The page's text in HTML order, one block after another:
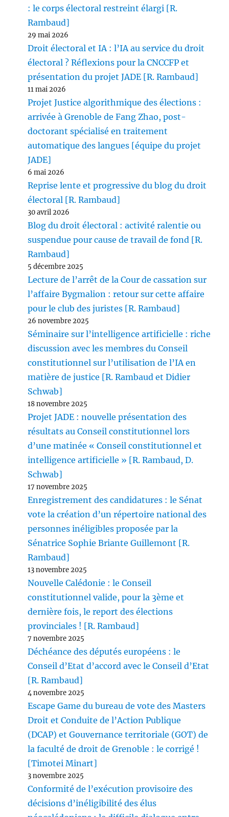
: le corps électoral restreint élargi [R.
Rambaud]
29 mai 2026
Droit électoral et IA : l’IA au service du droit
électoral ? Réflexions pour la CNCCFP et
présentation du projet JADE [R. Rambaud]
11 mai 2026
Projet Justice algorithmique des élections :
arrivée à Grenoble de Fang Zhao, post-
doctorant spécialisé en traitement
automatique des langues [équipe du projet
JADE]
6 mai 2026
Reprise lente et progressive du blog du droit
électoral [R. Rambaud]
30 avril 2026
Blog du droit électoral : activité ralentie ou
suspendue pour cause de travail de fond [R.
Rambaud]
5 décembre 2025
Lecture de l’arrêt de la Cour de cassation sur
l’affaire Bygmalion : retour sur cette affaire
pour le club des juristes [R. Rambaud]
26 novembre 2025
Séminaire sur l’intelligence artificielle : riche
discussion avec les membres du Conseil
constitutionnel sur l’utilisation de l’IA en
matière de justice [R. Rambaud et Didier
Schwab]
18 novembre 2025
Projet JADE : nouvelle présentation des
résultats au Conseil constitutionnel lors
d’une matinée « Conseil constitutionnel et
intelligence artificielle » [R. Rambaud, D.
Schwab]
17 novembre 2025
Enregistrement des candidatures : le Sénat
vote la création d’un répertoire national des
personnes inéligibles proposée par la
Sénatrice Sophie Briante Guillemont [R.
Rambaud]
13 novembre 2025
Nouvelle Calédonie : le Conseil
constitutionnel valide, pour la 3ème et
dernière fois, le report des élections
provinciales ! [R. Rambaud]
7 novembre 2025
Déchéance des députés européens : le
Conseil d’Etat d’accord avec le Conseil d’Etat
[R. Rambaud]
4 novembre 2025
Escape Game du bureau de vote des Masters
Droit et Conduite de l’Action Publique
(DCAP) et Gouvernance territoriale (GOT) de
la faculté de droit de Grenoble : le corrigé !
[Timotei Minart]
3 novembre 2025
Conformité de l’exécution provisoire des
décisions d’inéligibilité des élus